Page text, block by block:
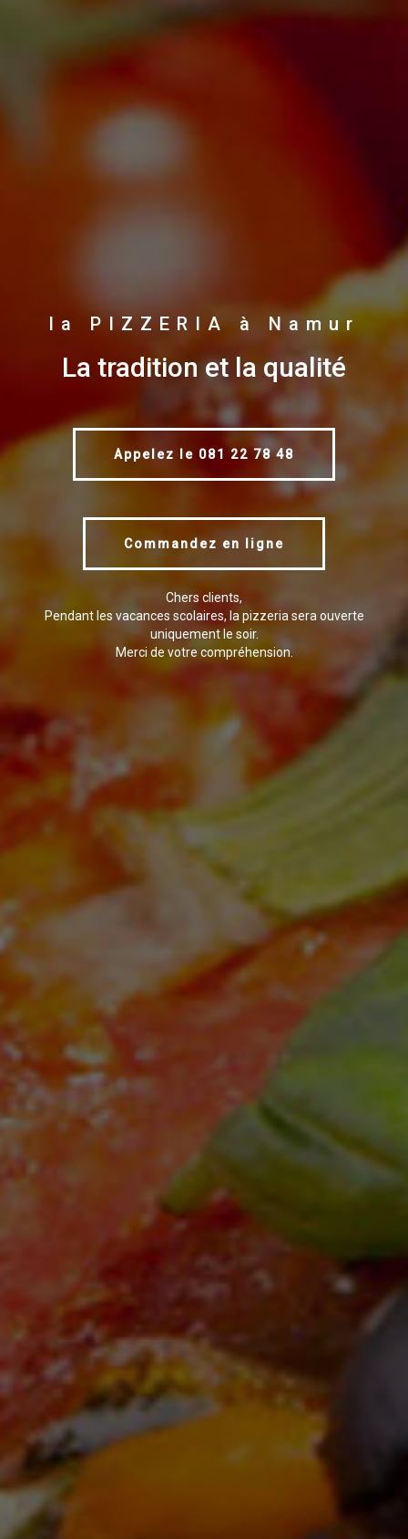
la PIZZERIA à Namur
La tradition et la qualité
Appelez le 081 22 78 48
Commandez en ligne
Chers clients,
Pendant les vacances scolaires, la pizzeria sera ouverte
uniquement le soir.
Merci de votre compréhension.